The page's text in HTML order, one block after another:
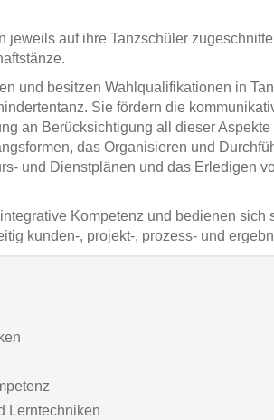
auf ihre Tanzschüler
und besitzen Wahlqualifikationen in
Sie fördern die
an Berücksichtigung all dieser
das Organisieren und
und Dienstplänen und das Erledigen
Kompetenz und bedienen sich
kunden-, projekt-, prozess- und
Lerntechniken